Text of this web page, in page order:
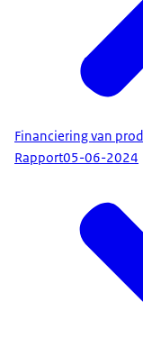
Financiering van
Rapport05-06-2024